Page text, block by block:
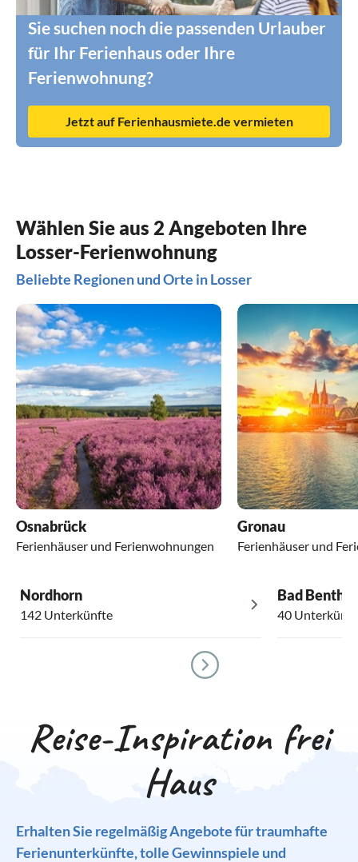
Sie suchen noch die passenden Urlauber
für Ihr Ferienhaus oder Ihre
Ferienwohnung?
Jetzt auf Ferienhausmiete.de vermieten
Wählen Sie aus 2 Angeboten Ihre
Losser-Ferienwohnung
Beliebte Regionen und Orte in Losser
Osnabrück
Ferienhäuser und Ferienwohnungen
Gronau
Ferienhäuser und
Nordhorn
142 Unterkünfte
Bad
40
Reise-Inspiration frei
Haus
Erhalten Sie regelmäßig Angebote für traumhafte
Ferienunterkünfte, tolle Gewinnspiele und